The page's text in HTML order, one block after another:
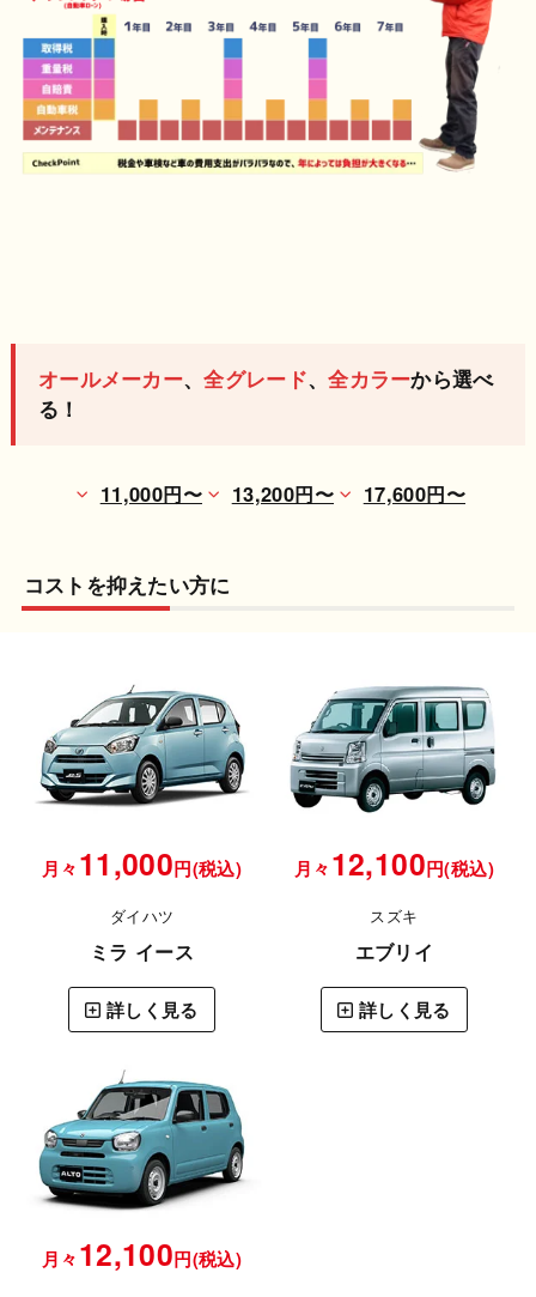
オールメーカー、全グレード、全カラーから選べ
る！
11,000円〜 13,200円〜 17,600円〜
コストを抑えたい方に
月々11,000円(税込)
ダイハツ
ミラ イース
詳しく見る
月々12,100円(税込)
スズキ
エブリイ
詳しく見る
月々12,100円(税込)